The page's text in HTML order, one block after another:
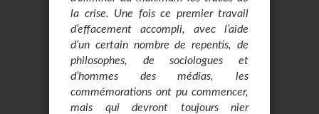
la crise. Une fois ce premier travail
d’effacement accompli, avec l’aide
d’un certain nombre de repentis, de
philosophes, de sociologues et
d’hommes des médias, les
commémorations ont pu commencer,
mais qui devront toujours nier